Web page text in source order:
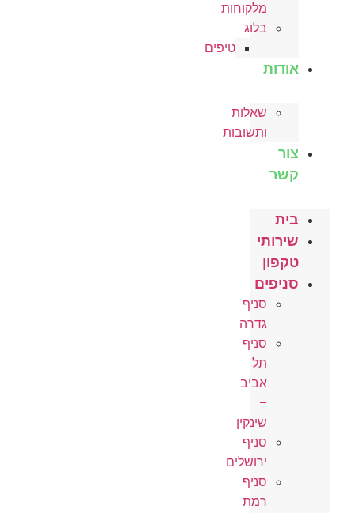
מלקוחות
בלוג
טיפים
אודות
שאלות
ותשובות
צור
קשר
בית
שירותי
טקפון
סניפים
סניף
גדרה
סניף
תל
אביב
–
שינקין
סניף
ירושלים
סניף
רמת